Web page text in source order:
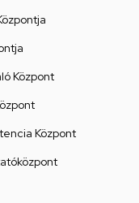
Központ
Központ